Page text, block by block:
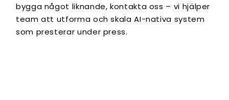
bygga något liknande, kontakta oss – vi hjälper
team att utforma och skala AI-nativa system
som presterar under press.